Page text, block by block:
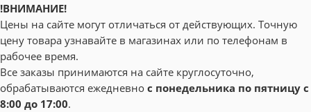
!ВНИМАНИЕ!
Цены на сайте могут отличаться от действующих. Точную
цену товара узнавайте в магазинах или по телефонам в
рабочее время.
Все заказы принимаются на сайте круглосуточно,
обрабатываются ежедневно с понедельника по пятницу с
8:00 до 17:00.